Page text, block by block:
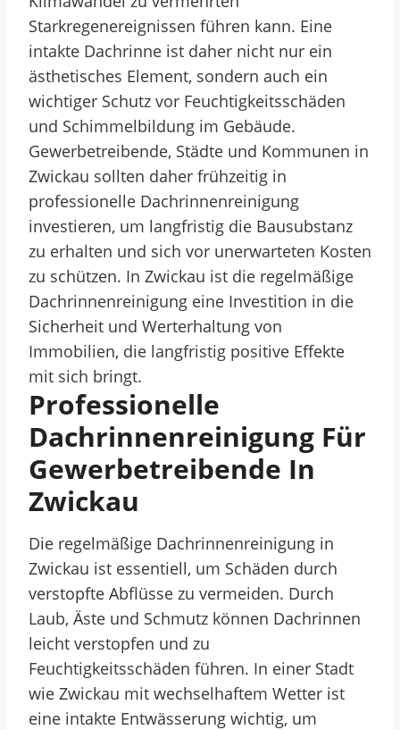
Starkregenereignissen führen kann. Eine
intakte Dachrinne ist daher nicht nur ein
ästhetisches Element, sondern auch ein
wichtiger Schutz vor Feuchtigkeitsschäden
und Schimmelbildung im Gebäude.
Gewerbetreibende, Städte und Kommunen in
Zwickau sollten daher frühzeitig in
professionelle Dachrinnenreinigung
investieren, um langfristig die Bausubstanz
zu erhalten und sich vor unerwarteten Kosten
zu schützen. In Zwickau ist die regelmäßige
Dachrinnenreinigung eine Investition in die
Sicherheit und Werterhaltung von
Immobilien, die langfristig positive Effekte
mit sich bringt.
Professionelle
Dachrinnenreinigung Für
Gewerbetreibende In
Zwickau
Die regelmäßige Dachrinnenreinigung in
Zwickau ist essentiell, um Schäden durch
verstopfte Abflüsse zu vermeiden. Durch
Laub, Äste und Schmutz können Dachrinnen
leicht verstopfen und zu
Feuchtigkeitsschäden führen. In einer Stadt
wie Zwickau mit wechselhaftem Wetter ist
eine intakte Entwässerung wichtig, um